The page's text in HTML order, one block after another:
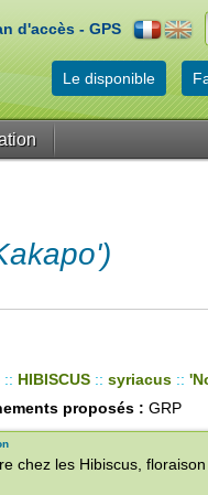
d'accès - GPS
Le disponible
:: HIBISCUS :: syriacus ::
proposés : GRP
chez les Hibiscus,